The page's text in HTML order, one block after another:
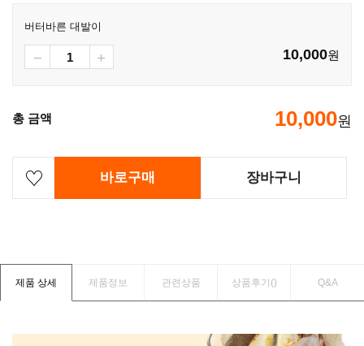
버터바른 대발이
10,000원
총 금액 10,000원
바로구매 장바구니
제품 상세 제품정보 관련상품 상품후기() Q&A